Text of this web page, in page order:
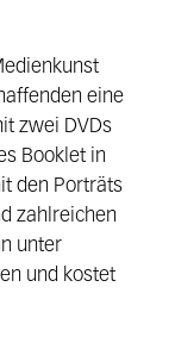
eine
zwei DVDs
Booklet in
den Porträts
zahlreichen
unter
und kostet